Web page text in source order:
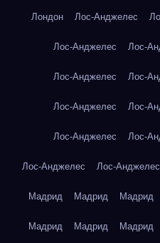
Лондон Лос-Анджелес
Лос-Анджелес Лос-
Лос-Анджелес Лос-
Лос-Анджелес Лос-
Лос-Анджелес Лос-
Лос-Анджелес Лос-Анджелес
Мадрид Мадрид Мадрид
Мадрид Мадрид Мадрид